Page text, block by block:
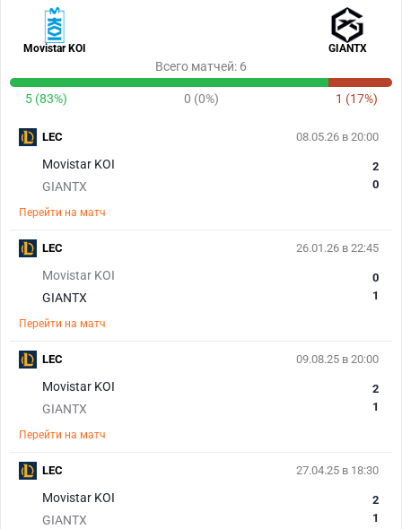
Movistar KOI GIANTX
Всего матчей: 6
5 (83%) 0 (0%) 1 (17%)
08.05.26 в 20:00
Movistar KOI
GIANTX
2
0
Перейти на матч
LEC
26.01.26 в 22:45
Movistar KOI
GIANTX
0
1
Перейти на матч
LEC
09.08.25 в 20:00
Movistar KOI
GIANTX
2
1
Перейти на матч
LEC
27.04.25 в 18:30
Movistar KOI
GIANTX
2
1
LEC